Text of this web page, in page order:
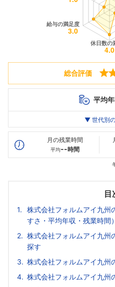
総合評価
平均
最高年収
20代
--万
▼ 世代別
月の残業時間
平均--時間
目
株式会社フォルムアイ九州
すさ・平均年収・残業時間）
株式会社フォルムアイ九州
探す
株式会社フォルムアイ九州
株式会社フォルムアイ九州